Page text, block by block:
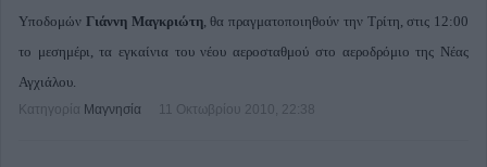
Υποδομών Γιάννη Μαγκριώτη, θα πραγματοποιηθούν την Τρίτη, στις 12:00
το μεσημέρι, τα εγκαίνια του νέου αεροσταθμού στο αεροδρόμιο της Νέας
Αγχιάλου.
Κατηγορία Μαγνησία 11 Οκτωβρίου 2010, 22:38